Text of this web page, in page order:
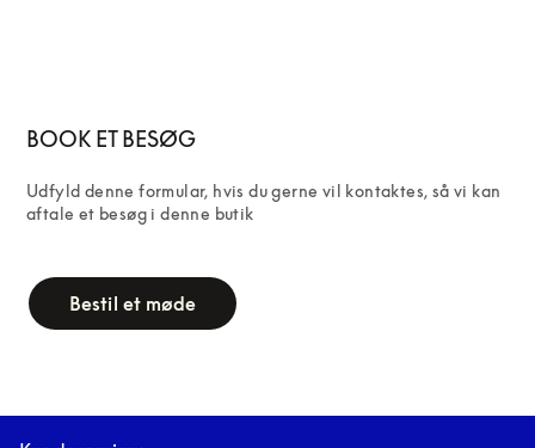
BOOK ET BESØG
Udfyld denne formular, hvis du gerne vil kontaktes, så vi kan
aftale et besøg i denne butik
Bestil et møde